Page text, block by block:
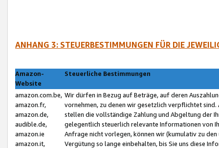
ANHANG 3: STEUERBESTIMMUNGEN FÜR DIE
Amazon-
Website
Steuerliche Bestimmungen
amazon.com.be,
amazon.fr,
amazon.de,
audible.de,
amazon.ie
amazon.it,
Wir dürfen in Bezug auf Beträge, auf deren
vornehmen, zu denen wir gesetzlich verpflichtet
stellen die vollständige Zahlung und Abgeltung der
gelegentlich steuerlich relevante Informationen von
Anfrage nicht vorlegen, können wir (kumulativ zu
Vergütung so lange einbehalten, bis Sie uns diese